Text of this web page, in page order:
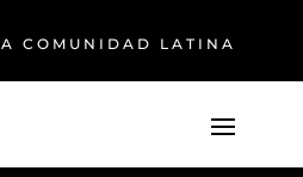
COMUNIDAD LATINA